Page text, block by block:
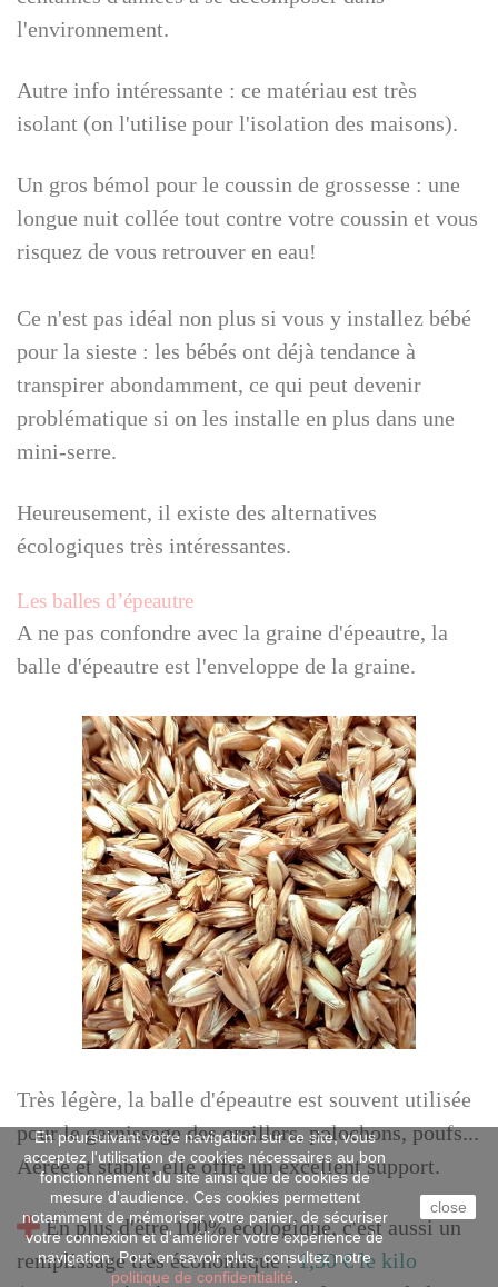
En poursuivant votre navigation sur ce site, vous
acceptez l'utilisation de cookies nécessaires au bon
fonctionnement du site ainsi que de cookies de
mesure d'audience. Ces cookies permettent
notamment de mémoriser votre panier, de sécuriser
votre connexion et d'améliorer votre expérience de
navigation. Pour en savoir plus, consultez notre
politique de confidentialité
close
l'environnement.
Autre info intéressante : ce matériau est très
isolant (on l'utilise pour l'isolation des maisons).
Un gros bémol pour le coussin de grossesse : une
longue nuit collée tout contre votre coussin et vous
risquez de vous retrouver en eau!
Ce n'est pas idéal non plus si vous y installez bébé
pour la sieste : les bébés ont déjà tendance à
transpirer abondamment, ce qui peut devenir
problématique si on les installe en plus dans une
mini-serre.
Heureusement, il existe des alternatives
écologiques très intéressantes.
Les balles d’épeautre
A ne pas confondre avec la graine d'épeautre, la
balle d'épeautre est l'enveloppe de la graine.
Très légère, la balle d'épeautre est souvent utilisée
pour le garnissage des oreillers, polochons, poufs...
Aérée et stable, elle offre un excellent support.
En plus d'être 100% écologique, c'est aussi un
remplissage très économique :1,50 € le kilo